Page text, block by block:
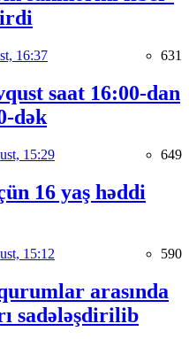
16:37 631
saat 16:00-dan
dək
15:29 649
16 yaş həddi
15:12 590
arasında
sadələşdirilib